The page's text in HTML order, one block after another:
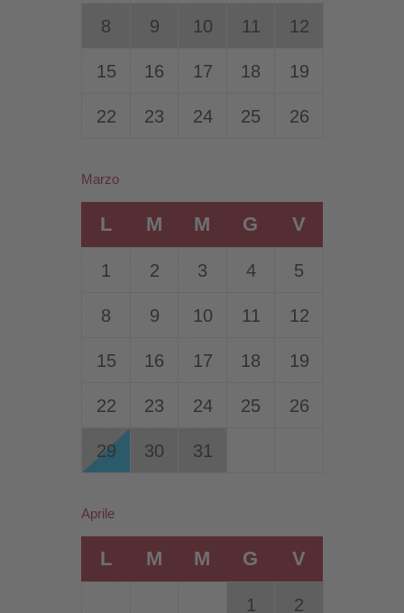
8 9 10 11 12
15 16 17 18 19
22 23 24 25 26
Marzo
L M M G V
1 2 3 4 5
8 9 10 11 12
15 16 17 18 19
22 23 24 25 26
29 30 31
Aprile
L M M G V
1 2